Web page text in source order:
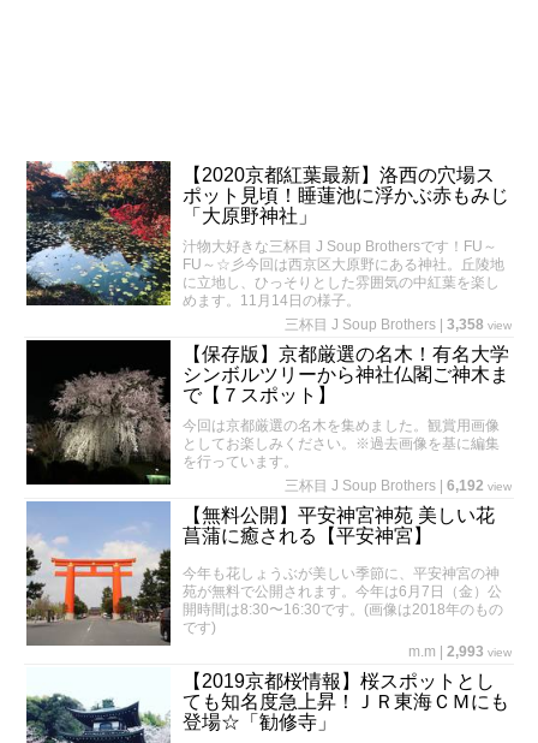
【2020京都紅葉最新】洛西の穴場ス
ポット見頃！睡蓮池に浮かぶ赤もみじ
「大原野神社」
汁物大好きな三杯目 J Soup Brothersです！FU～
FU～☆彡今回は西京区大原野にある神社。丘陵地
に立地し、ひっそりとした雰囲気の中紅葉を楽し
めます。11月14日の様子。
三杯目 J Soup Brothers
3,358 view
【保存版】京都厳選の名木！有名大学
シンボルツリーから神社仏閣ご神木ま
で【７スポット】
今回は京都厳選の名木を集めました。観賞用画像
としてお楽しみください。※過去画像を基に編集
を行っています。
三杯目 J Soup Brothers
6,192 view
【無料公開】平安神宮神苑 美しい花
菖蒲に癒される【平安神宮】
今年も花しょうぶが美しい季節に、平安神宮の神
苑が無料で公開されます。今年は6月7日（金）公
開時間は8:30〜16:30です。(画像は2018年のもの
です)
m.m
2,993 view
【2019京都桜情報】桜スポットとし
ても知名度急上昇！ＪＲ東海ＣＭにも
登場☆「勧修寺」